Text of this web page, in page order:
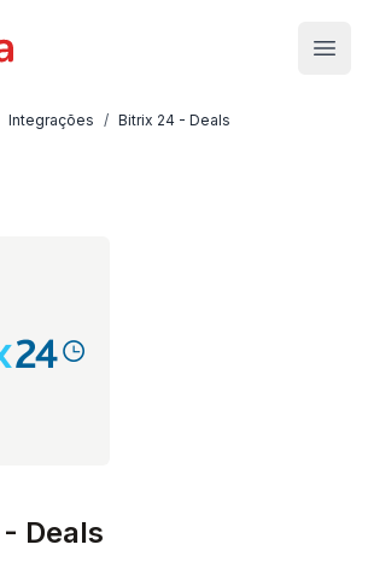
Integrações / Bitrix 24 - Deals
Deals